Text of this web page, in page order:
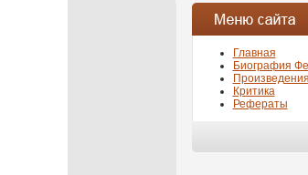
Главная
Биография
Произведения
Критика
Рефераты